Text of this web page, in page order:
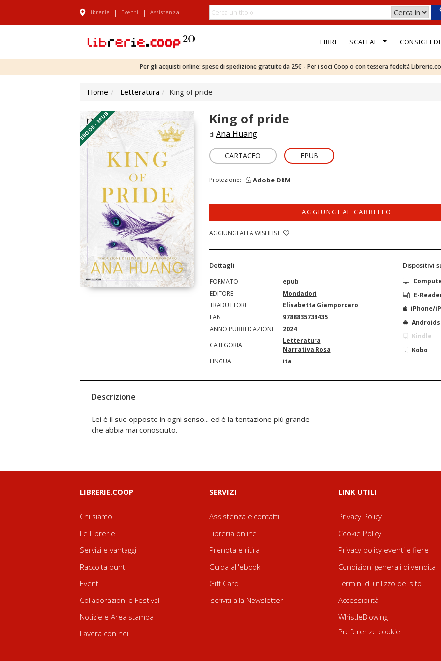
Librerie | Eventi | Assistenza
LIBRI SCAFFALI CONSIGLI
Per gli acquisti online: spese di spedizione gratuite da 25€ - Per i soci Coop o con tessera fedeltà
Home Letteratura King of pride
EBOOK - EPUB King of pride
di Ana Huang
CARTACEO EPUB
Protezione: Adobe DRM
AGGIUNGI AL CARRELLO
AGGIUNGI ALLA WISHLIST
Dettagli
FORMATO
epub
EDITORE
Mondadori
TRADUTTORI
Elisabetta Giamporcaro
EAN
9788835738435
ANNO PUBBLICAZIONE
2024
CATEGORIA
Letteratura
Narrativa Rosa
LINGUA
ita
Dispositivi
E-
iPhone/
Androids
Kindle
Kobo
Descrizione
Lei è il suo opposto in ogni senso... ed è la tentazione più grande
che abbia mai conosciuto.
LIBRERIE.COOP
Chi siamo
Le Librerie
Servizi e vantaggi
Raccolta punti
Eventi
Collaborazioni e Festival
Notizie e Area stampa
Lavora con noi
SERVIZI
Assistenza e contatti
Libreria online
Prenota e ritira
Guida all'ebook
Gift Card
Iscriviti alla Newsletter
LINK UTILI
Privacy Policy
Cookie Policy
Privacy policy eventi e fiere
Condizioni generali di vendita
Termini di utilizzo del sito
Accessibilità
WhistleBlowing
Preferenze cookie